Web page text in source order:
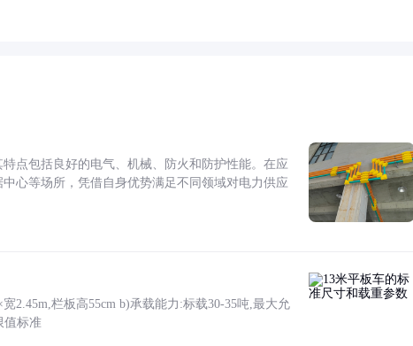
点包括良好的电气、机械、防火和防护性能。在应
心等场所，凭借自身优势满足不同领域对电力供应
2.45m,栏板高55cm b)承载能力:标载30-35吨,最大允
值标准